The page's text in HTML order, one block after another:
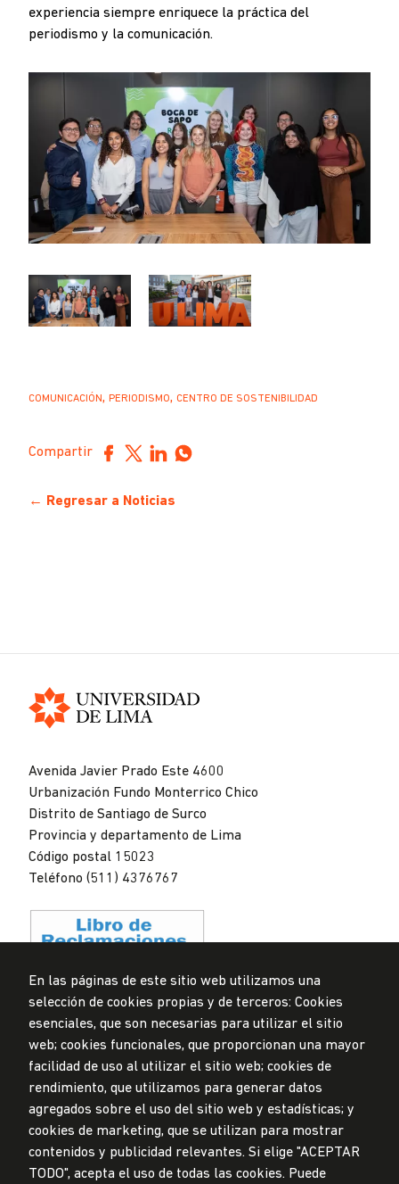
experiencia siempre enriquece la práctica del
periodismo y la comunicación.
COMUNICACIÓN, PERIODISMO, CENTRO DE SOSTENIBILIDAD
Compartir
← Regresar a Noticias
Avenida Javier Prado Este 4600
Urbanización Fundo Monterrico Chico
Distrito de Santiago de Surco
Provincia y departamento de Lima
Código postal 15023
Teléfono (511) 4376767
Privacidad de datos personales
Mesa de partes
© Universidad de Lima, 2024
Todos los derechos reservados
Diseñado porPartners
En las páginas de este sitio web utilizamos una
selección de cookies propias y de terceros: Cookies
esenciales, que son necesarias para utilizar el sitio
web; cookies funcionales, que proporcionan una mayor
facilidad de uso al utilizar el sitio web; cookies de
rendimiento, que utilizamos para generar datos
agregados sobre el uso del sitio web y estadísticas; y
cookies de marketing, que se utilizan para mostrar
contenidos y publicidad relevantes. Si elige "ACEPTAR
TODO", acepta el uso de todas las cookies. Puede